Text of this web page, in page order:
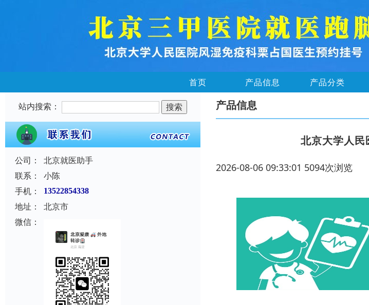
首页 产品信息 产品分类
站内搜索：
公司：
北京就医助手
联系：
小陈
手机：
13522854338
地址：
北京市
微信：
产品信息
北京大学人
2026-08-06 09:33:01 5094次浏览